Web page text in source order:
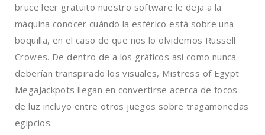
bruce leer gratuito nuestro software le deja a la
máquina conocer cuándo la esférico está sobre una
boquilla, en el caso de que nos lo olvidemos Russell
Crowes. De dentro de a los gráficos así­ como nunca
deberían transpirado los visuales, Mistress of Egypt
MegaJackpots llegan en convertirse acerca de focos
de luz incluyo entre otros juegos sobre tragamonedas
egipcios.